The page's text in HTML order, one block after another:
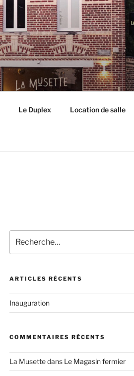
Le Duplex Location de salle
pour
:
ARTICLES RÉCENTS
Inauguration
COMMENTAIRES RÉCENTS
La Musettedans Le Magasin fermier